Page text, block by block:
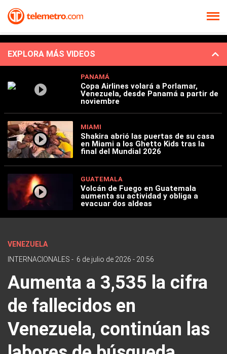
EXPLORA MÁS VIDEOS
PANAMÁ
Copa Airlines volará a Porlamar,
Venezuela, desde Panamá a partir de
noviembre
MIAMI
Shakira abrió las puertas de su casa
en Miami a los Ghetto Kids tras la
final del Mundial 2026
GUATEMALA
Volcán de Fuego en Guatemala
aumenta su actividad y obliga a
evacuar dos aldeas
VENEZUELA
INTERNACIONALES - 6 de julio de 2026 - 20:56
Aumenta a 3,535 la cifra
de fallecidos en
Venezuela, continúan las